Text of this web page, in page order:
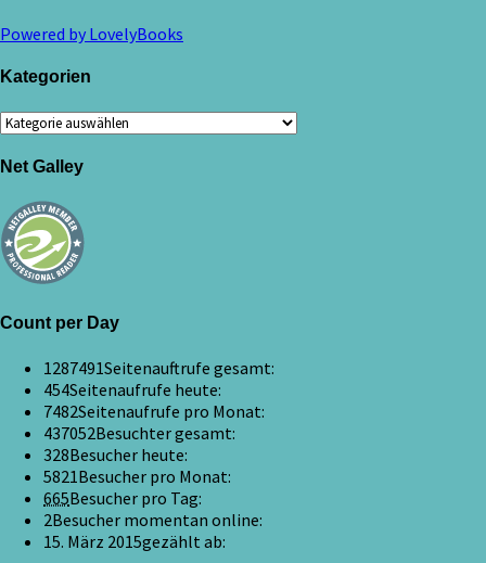
Powered by LovelyBooks
Kategorien
Kategorien
Net Galley
Count per Day
1287491Seitenauftrufe gesamt:
454Seitenaufrufe heute:
7482Seitenaufrufe pro Monat:
437052Besuchter gesamt:
328Besucher heute:
5821Besucher pro Monat:
665Besucher pro Tag:
2Besucher momentan online:
15. März 2015gezählt ab: